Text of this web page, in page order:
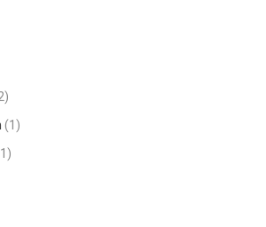
(1)